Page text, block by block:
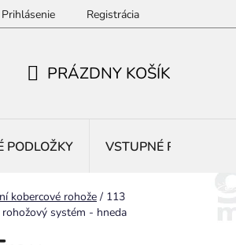
Prihlásenie Registrácia
PRÁZDNY KOŠÍK
PODLOŽKY VSTUPNÉ ROHOŽE
kobercové rohože / 113
systém - hneda